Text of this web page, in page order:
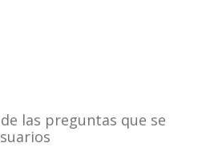
las preguntas que se